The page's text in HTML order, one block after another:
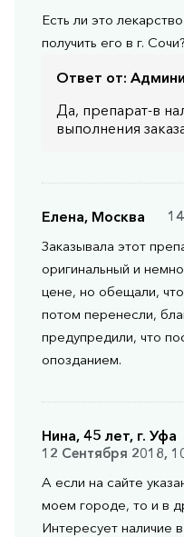
Есть ли это
получить его в г. Сочи?
Ответ от:
Да, препарат-в
выполнения
Елена, Москва
Заказывала этот
оригинальный и
цене, но обещали,
потом перенесли,
предупредили, что
опозданием.
Нина, 45 лет, г. Уфа
12 Сентября 2018,
А если на сайте
моем городе, то и в
Интересует наличие